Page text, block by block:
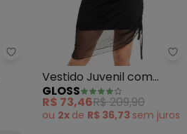
Gloss - Vestido Juvenil com
Vestido Juvenil com
Sobreposição (Preto)
GLOSS
R$ 73,46R$ 209,90
ou 2x de R$ 36,73 sem juros